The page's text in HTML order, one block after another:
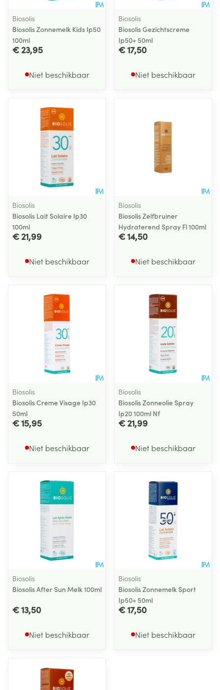
Biosolis
Biosolis Zonnemelk Kids Ip50
100ml
€ 23,95
Niet beschikbaar
Biosolis
Biosolis Gezichtscreme
Ip50+ 50ml
€ 17,50
Niet beschikbaar
Biosolis
Biosolis Lait Solaire Ip30
100ml
€ 21,99
Niet beschikbaar
Biosolis
Biosolis Zelfbruiner
Hydraterend Spray Fl 100ml
€ 14,50
Niet beschikbaar
Biosolis
Biosolis Creme Visage Ip30
50ml
€ 15,95
Niet beschikbaar
Biosolis
Biosolis Zonneolie Spray
Ip20 100ml Nf
€ 21,99
Niet beschikbaar
Biosolis
Biosolis After Sun Melk 100ml
€ 13,50
Niet beschikbaar
Biosolis
Biosolis Zonnemelk Sport
Ip50+ 50ml
€ 17,50
Niet beschikbaar